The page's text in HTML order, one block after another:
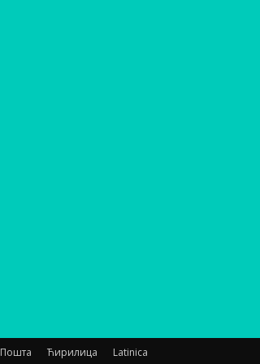
Пошта Ћирилица Latinica